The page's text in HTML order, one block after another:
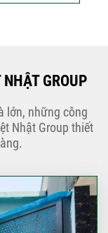
GROUP
lớn, những công
Nhật Group thiết